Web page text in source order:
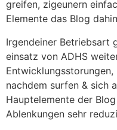
greifen, zigeunern
Elemente das Blog
Irgendeiner Betriebsart
einsatz von ADHS
nachdem surfen & sich
Hauptelemente der
Ablenkungen sehr